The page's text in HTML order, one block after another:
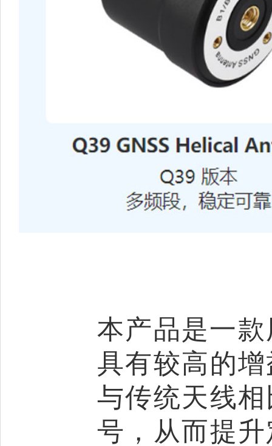
本产品是一款
具有较高的
与传统天线
号，从而提